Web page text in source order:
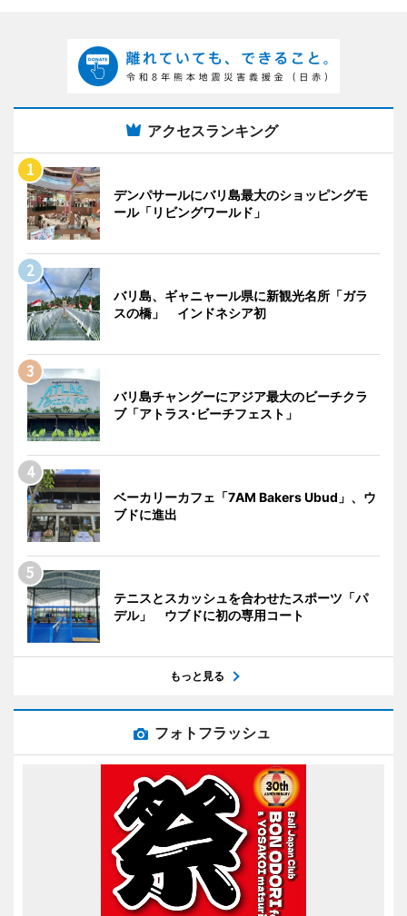
アクセスランキング
デンパサールにバリ島最大のショッピングモ
ール「リビングワールド」
バリ島、ギャニャール県に新観光名所「ガラ
スの橋」 インドネシア初
バリ島チャングーにアジア最大のビーチクラ
ブ「アトラス･ビーチフェスト」
ベーカリーカフェ「7AM Bakers Ubud」、ウ
ブドに進出
テニスとスカッシュを合わせたスポーツ「パ
デル」 ウブドに初の専用コート
もっと見る
フォトフラッシュ